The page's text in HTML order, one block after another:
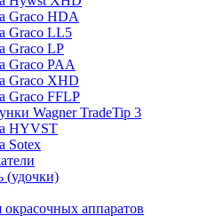
Graco HDA
Graco LL5
Graco LP
Graco PAA
Graco XHD
Graco FFLP
Wagner TradeTip 3
HYVST
Sotex
(удочки)
аппаратов